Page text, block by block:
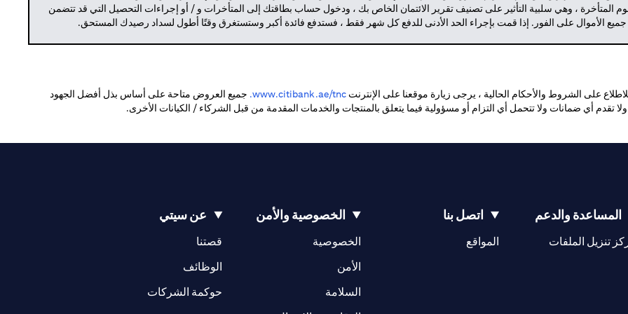
المتأخرة ، وهي سلبية التأثير على تصنيف تقرير الائتمان الخاص بك ، ودخول حساب بطاقتك إلى المتأخرات و / أو إجراءات التحصيل التي قد تتضمن
الأموال على الفور. إذا قمت بإجراء الحد الأدنى للدفع كل شهر فقط ، فستدفع فائدة أكبر وستستغرق وقتًا أطول لسداد رصيدك المستحق.
على الشروط والأحكام الحالية ، يرجى زيارة موقعنا على الإنترنت www.citibank.ae/tnc. جميع العروض متاحة على أساس بذل أفضل الجهود
تقدم أي ضمانات ولا تتحمل أي التزام أو مسؤولية فيما يتعلق بالمنتجات والخدمات المقدمة من قبل الشركاء / الكيانات الأخرى.
المساعدة والدعم
تنزيل الملفات
اتصل بنا
المواقع
(opens in a new tab)
الخصوصية والأمن
الخصوصية
الأمن
السلامة
عن سيتي
قصتنا
(opens in a new tab)
الوظائف
(opens in a new tab)
حوكمة الشركات
(opens in a new tab)